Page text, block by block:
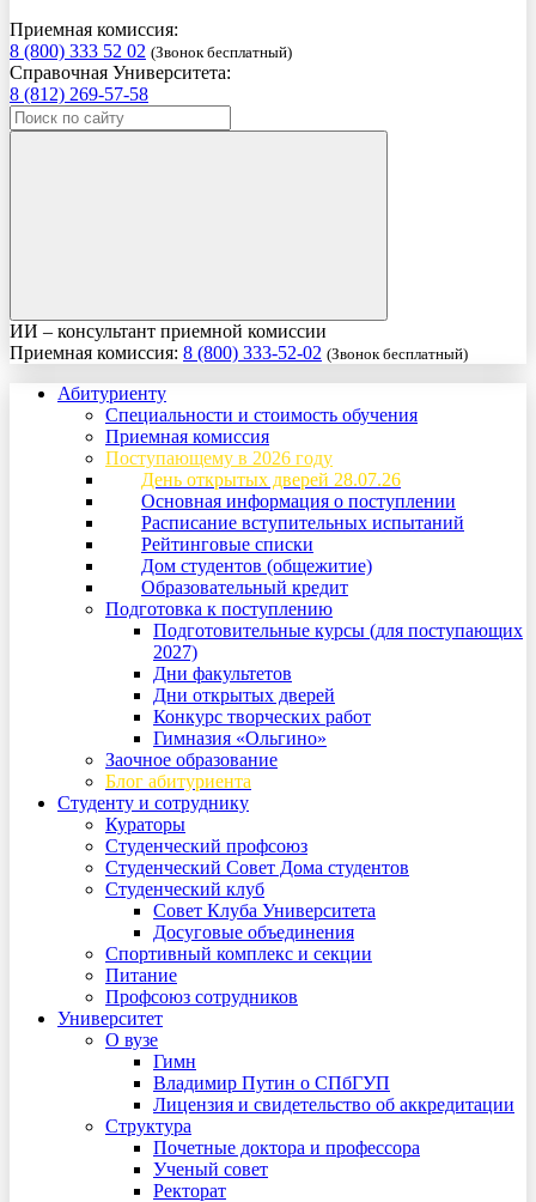
Приемная комиссия:
8 (800) 333 52 02 (Звонок бесплатный)
Справочная Университета:
8 (812) 269-57-58
ИИ – консультант приемной комиссии
Приемная комиссия: 8 (800) 333-52-02 (Звонок бесплатный)
Абитуриенту
Специальности и стоимость обучения
Приемная комиссия
Поступающему в 2026 году
День открытых дверей 28.07.26
Основная информация о поступлении
Расписание вступительных испытаний
Рейтинговые списки
Дом студентов (общежитие)
Образовательный кредит
Подготовка к поступлению
Подготовительные курсы (для поступающих
2027)
Дни факультетов
Дни открытых дверей
Конкурс творческих работ
Гимназия «Ольгино»
Заочное образование
Блог абитуриента
Студенту и сотруднику
Кураторы
Студенческий профсоюз
Студенческий Совет Дома студентов
Студенческий клуб
Совет Клуба Университета
Досуговые объединения
Спортивный комплекс и секции
Питание
Профсоюз сотрудников
Университет
О вузе
Гимн
Владимир Путин о СПбГУП
Лицензия и свидетельство об аккредитации
Структура
Почетные доктора и профессора
Ученый совет
Ректорат